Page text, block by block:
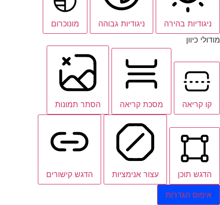
ניגודיות בהירה ניגודיות גבוהה
מונוכרום
מודולי כיוון
קו קריאה מסכת קריאה הסתר תמונות
הדגש תוכן עצור אנימציות הדגש קישורים
איפוס הגדרות